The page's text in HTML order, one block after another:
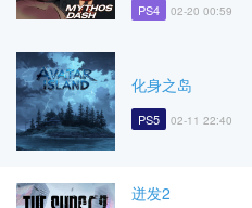
PS4 02-20 00:59
化身之岛
PS5 02-11 22:40
迸发2